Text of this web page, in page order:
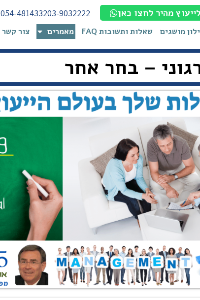
לייעוץ מהיר לחצו כאן 03-9032222
054-4814332
מושגים שאלות ותשובות FAQ מאמרים צור קשר
– בחר אחר